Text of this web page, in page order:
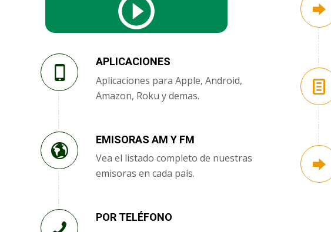
APLICACIONES
Aplicaciones para Apple, Android,
Amazon, Roku y demas.
EMISORAS AM Y FM
Vea el listado completo de nuestras
emisoras en cada país.
POR TELÉFONO